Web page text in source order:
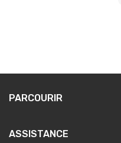
PARCOURIR
ASSISTANCE